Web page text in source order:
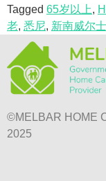
Tagged 65岁以上,
老, 悉尼, 新南威尔
©MELBAR HOME
2025